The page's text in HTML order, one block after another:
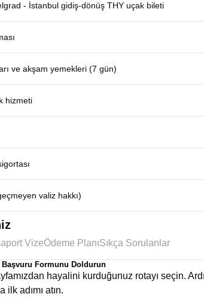
- İstanbul gidiş-dönüş THY uçak bileti
ve akşam yemekleri (7 gün)
hizmeti
valiz hakkı)
VizeÖdeme Planı Sıkça Sorulanlar
Formunu Doldurun
hayalini kurduğunuz rotayı seçin.
ilk adımı atın.